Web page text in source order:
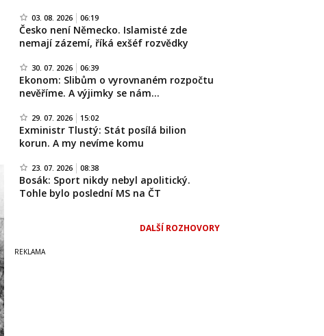
03. 08. 2026 06:19
Česko není Německo. Islamisté zde
nemají zázemí, říká exšéf rozvědky
30. 07. 2026 06:39
Ekonom: Slibům o vyrovnaném rozpočtu
nevěříme. A výjimky se nám…
29. 07. 2026 15:02
Exministr Tlustý: Stát posílá bilion
korun. A my nevíme komu
23. 07. 2026 08:38
Bosák: Sport nikdy nebyl apolitický.
Tohle bylo poslední MS na ČT
DALŠÍ ROZHOVORY